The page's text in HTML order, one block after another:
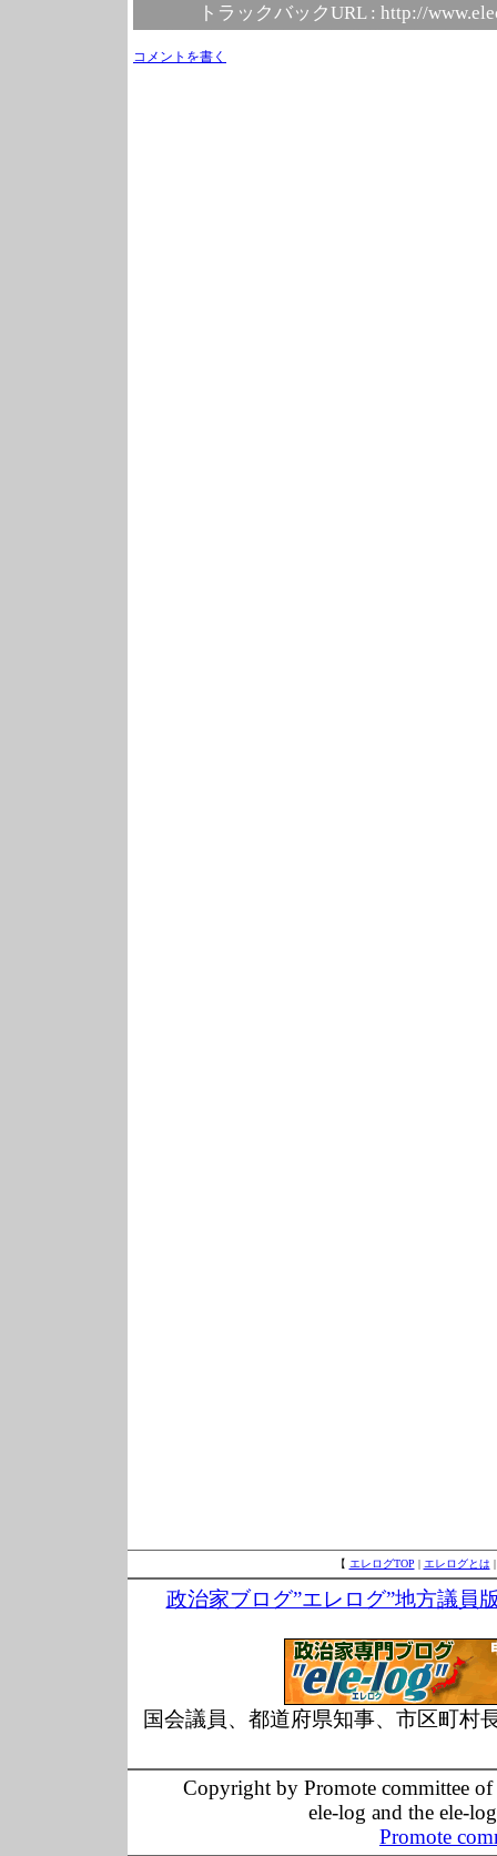
トラックバックURL : http://
コメントを書く
【 エレログTOP | エレログとは
政治家ブログ”エレログ”地方議員
国会議員、都道府県知事、市区町村
Copyright by Promote committee
ele-log and the ele-
Promote